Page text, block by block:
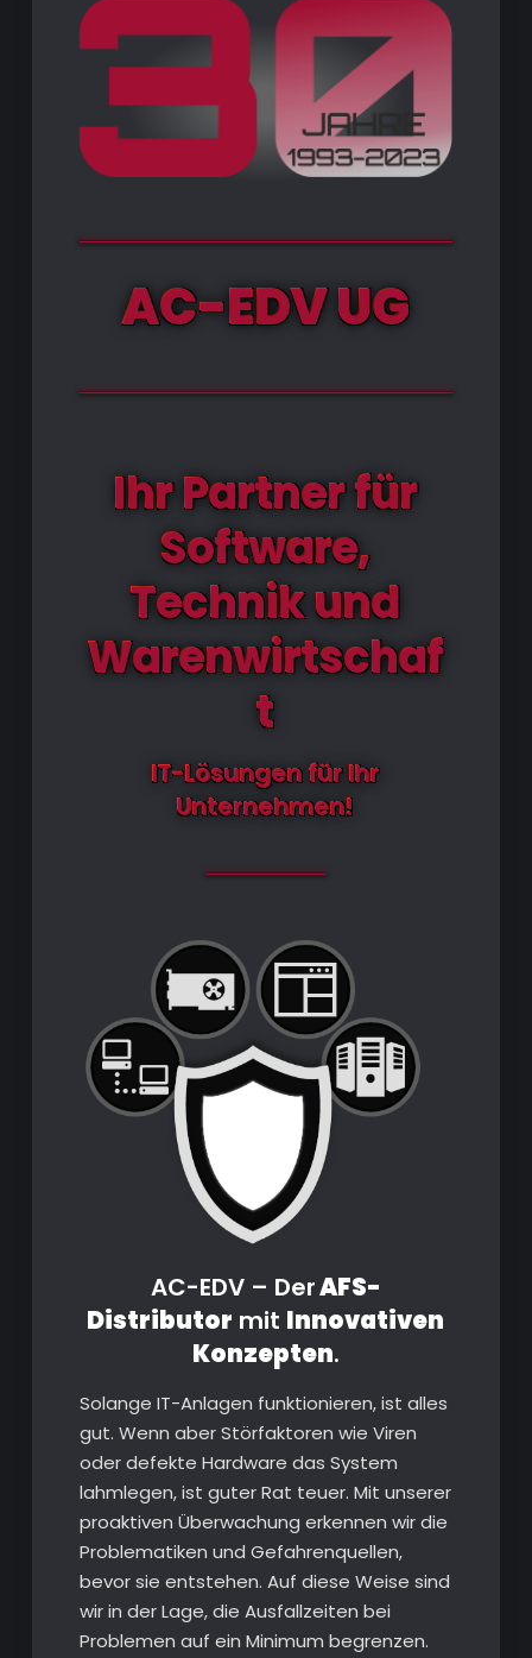
AC-EDV UG
Ihr Partner für
Software,
Technik und
Warenwirtschaf
t
IT-Lösungen für Ihr
Unternehmen!
AC-EDV – DerAFS-
Distributor mit Innovativen
Konzepten.
Solange IT-Anlagen funktionieren, ist alles
gut. Wenn aber Störfaktoren wie Viren
oder defekte Hardware das System
lahmlegen, ist guter Rat teuer. Mit unserer
proaktiven Überwachung erkennen wir die
Problematiken und Gefahrenquellen,
bevor sie entstehen. Auf diese Weise sind
wir in der Lage, die Ausfallzeiten bei
Problemen auf ein Minimum begrenzen.